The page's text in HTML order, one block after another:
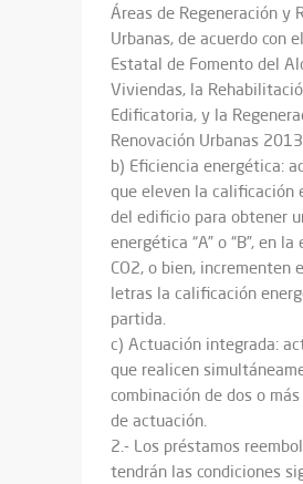
Áreas de Regeneración y
Urbanas, de acuerdo con
Estatal de Fomento del
Viviendas, la
Edificatoria, y la
Renovación Urbanas
b) Eficiencia energética:
que eleven la calificación
del edificio para obtener
energética “A” o “B”, en la
CO2, o bien, incrementen
letras la calificación
partida.
c) Actuación integrada:
que realicen
combinación de dos o
de actuación.
2.- Los préstamos
tendrán las condiciones